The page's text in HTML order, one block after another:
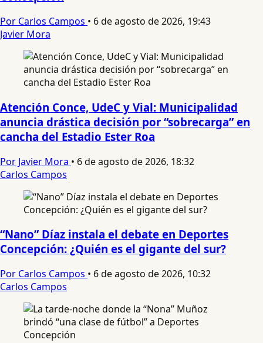
Por Carlos Campos • 6 de agosto de 2026, 19:43
Javier Mora
Atención Conce, UdeC y Vial: Municipalidad
anuncia drástica decisión por “sobrecarga” en
cancha del Estadio Ester Roa
Por Javier Mora • 6 de agosto de 2026, 18:32
Carlos Campos
“Nano” Díaz instala el debate en Deportes
Concepción: ¿Quién es el gigante del sur?
Por Carlos Campos • 6 de agosto de 2026, 10:32
Carlos Campos